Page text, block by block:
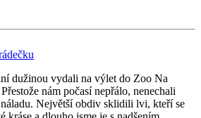
dužinou vydali na výlet do Zoo Na
nám počasí nepřálo, nenechali
Největší obdiv sklidili lvi, kteří se